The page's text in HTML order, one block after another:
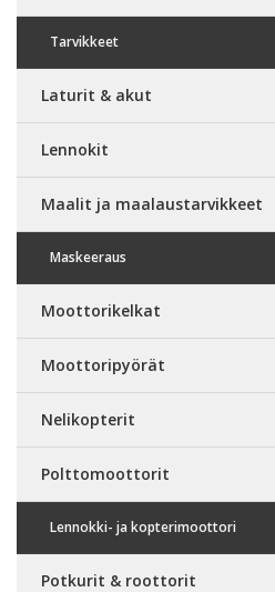
Tarvikkeet
Laturit & akut
Lennokit
Maalit ja maalaustarvikkeet
Maskeeraus
Moottorikelkat
Moottoripyörät
Nelikopterit
Polttomoottorit
Lennokki- ja kopterimoottori
Potkurit & roottorit